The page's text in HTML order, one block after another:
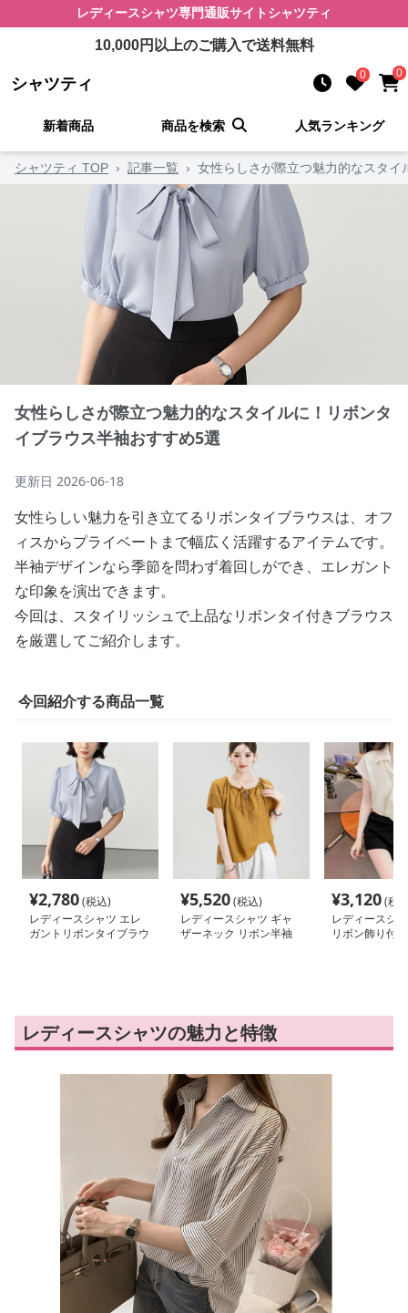
レディースシャツ専門通販サイト シャツティ
10,000円以上のご購入で送料無料
シャツティ 0 0
新着商品 商品を検索 人気ランキング
シャツティ TOP › 記事一覧 › 女性らしさが際立つ魅力的なスタ
女性らしさが際立つ魅力的なスタイルに！リボンタ
イブラウス半袖おすすめ5選
更新日 2026-06-18
女性らしい魅力を引き立てるリボンタイブラウスは、オフ
ィスからプライベートまで幅広く活躍するアイテムです。
半袖デザインなら季節を問わず着回しができ、エレガント
な印象を演出できます。
今回は、スタイリッシュで上品なリボンタイ付きブラウス
を厳選してご紹介します。
今回紹介する商品一覧
¥2,780(税込)
レディースシャツ エレ
ガントリボンタイブラウ
¥5,520(税込)
レディースシャツ ギャ
ザーネック リボン半袖
¥3,120(税
レディースシ
リボン飾り付
レディースシャツの魅力と特徴